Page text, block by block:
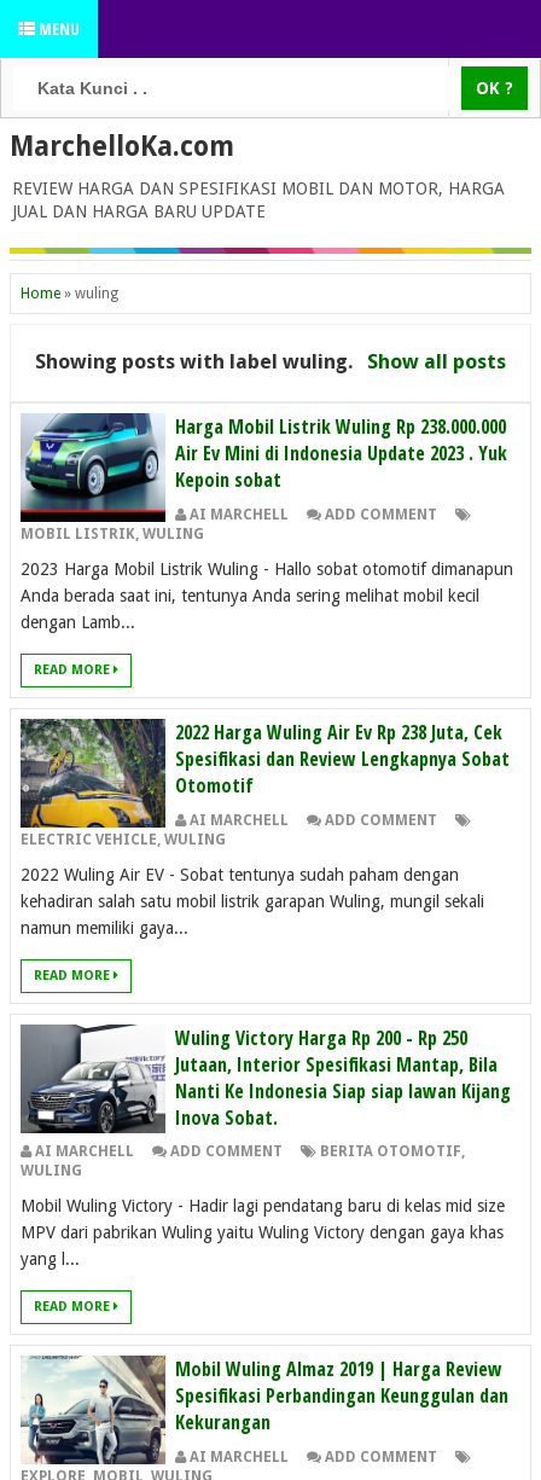
MENU
MarchelloKa.com
REVIEW HARGA DAN SPESIFIKASI MOBIL DAN MOTOR, HARGA
JUAL DAN HARGA BARU UPDATE
Home » wuling
Showing posts with labelwuling. Show all posts
Harga Mobil Listrik Wuling Rp 238.000.000
Air Ev Mini di Indonesia Update 2023 . Yuk
Kepoin sobat
AI MARCHELL
ADD COMMENT
MOBIL LISTRIK, WULING
2023 Harga Mobil Listrik Wuling - Hallo sobat otomotif dimanapun
Anda berada saat ini, tentunya Anda sering melihat mobil kecil
dengan Lamb...
READ MORE
2022 Harga Wuling Air Ev Rp 238 Juta, Cek
Spesifikasi dan Review Lengkapnya Sobat
Otomotif
AI MARCHELL
ADD COMMENT
ELECTRIC VEHICLE WULING
2022 Wuling Air EV - Sobat tentunya sudah paham dengan
kehadiran salah satu mobil listrik garapan Wuling, mungil sekali
namun memiliki gaya...
READ MORE
Wuling Victory Harga Rp 200 - Rp 250
Jutaan, Interior Spesifikasi Mantap, Bila
Nanti Ke Indonesia Siap siap lawan Kijang
Inova Sobat.
AI MARCHELL ADD COMMENT BERITA OTOMOTIF,
WULING
Mobil Wuling Victory - Hadir lagi pendatang baru di kelas mid size
MPV dari pabrikan Wuling yaitu Wuling Victory dengan gaya khas
yang l...
READ MORE
Mobil Wuling Almaz 2019 | Harga Review
Spesifikasi Perbandingan Keunggulan dan
Kekurangan
AI MARCHELL
ADD COMMENT
EXPLORE, MOBIL, WULING